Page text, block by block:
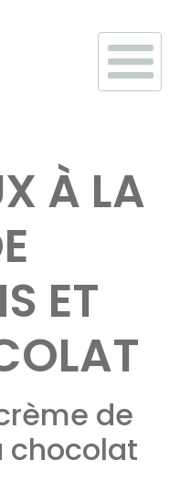
À LA
ET
de
chocolat